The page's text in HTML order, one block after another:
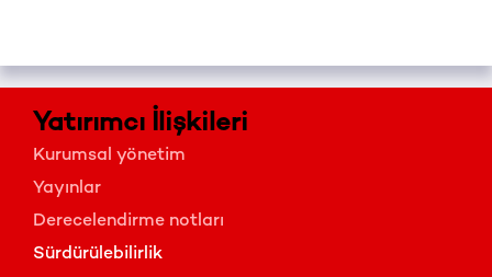
Yatırımcı İlişkileri
Kurumsal yönetim
Yayınlar
Derecelendirme notları
Sürdürülebilirlik